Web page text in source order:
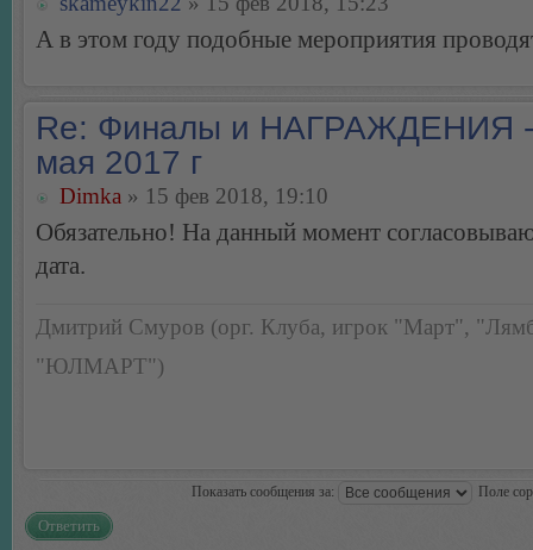
А в этом году подобные мероприятия
Re: Финалы и НАГРАЖДЕНИЯ
мая 2017 г
Dimka » 15 фев 2018, 19:10
Обязательно! На данный момент
дата.
Дмитрий Смуров (орг. Клуба, игрок "Март",
"ЮЛМАРТ")
Показать сообщения за: Поле
Ответить